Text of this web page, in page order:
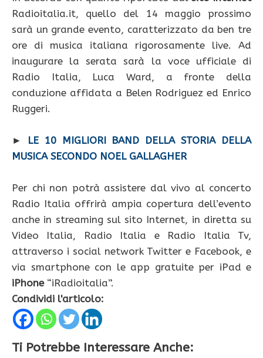
Radioitalia.it, quello del 14 maggio prossimo
sarà un grande evento, caratterizzato da ben tre
ore di musica italiana rigorosamente live. Ad
inaugurare la serata sarà la voce ufficiale di
Radio Italia, Luca Ward, a fronte della
conduzione affidata a Belen Rodriguez ed Enrico
Ruggeri.
►
LE 10 MIGLIORI BAND DELLA STORIA DELLA
MUSICA SECONDO NOEL GALLAGHER
Per chi non potrà assistere dal vivo al concerto
Radio Italia offrirà ampia copertura dell’evento
anche in streaming sul sito Internet, in diretta su
Video Italia, Radio Italia e Radio Italia Tv,
attraverso i social network Twitter e Facebook, e
via smartphone con le app gratuite per iPad e
iPhone“iRadioitalia”.
Condividi l'articolo:
Ti Potrebbe Interessare Anche: